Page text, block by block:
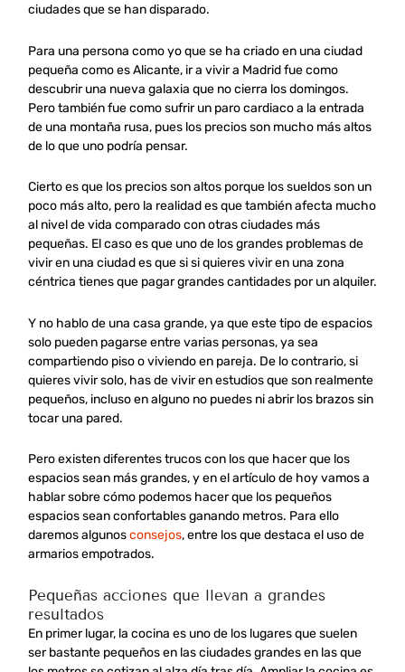
ciudades que se han disparado.
Para una persona como yo que se ha criado en una ciudad
pequeña como es Alicante, ir a vivir a Madrid fue como
descubrir una nueva galaxia que no cierra los domingos.
Pero también fue como sufrir un paro cardiaco a la entrada
de una montaña rusa, pues los precios son mucho más altos
de lo que uno podría pensar.
Cierto es que los precios son altos porque los sueldos son un
poco más alto, pero la realidad es que también afecta mucho
al nivel de vida comparado con otras ciudades más
pequeñas. El caso es que uno de los grandes problemas de
vivir en una ciudad es que si si quieres vivir en una zona
céntrica tienes que pagar grandes cantidades por un alquiler.
Y no hablo de una casa grande, ya que este tipo de espacios
solo pueden pagarse entre varias personas, ya sea
compartiendo piso o viviendo en pareja. De lo contrario, si
quieres vivir solo, has de vivir en estudios que son realmente
pequeños, incluso en alguno no puedes ni abrir los brazos sin
tocar una pared.
Pero existen diferentes trucos con los que hacer que los
espacios sean más grandes, y en el artículo de hoy vamos a
hablar sobre cómo podemos hacer que los pequeños
espacios sean confortables ganando metros. Para ello
daremos algunosconsejos, entre los que destaca el uso de
armarios empotrados.
Pequeñas acciones que llevan a grandes
resultados
En primer lugar, la cocina es uno de los lugares que suelen
ser bastante pequeños en las ciudades grandes en las que